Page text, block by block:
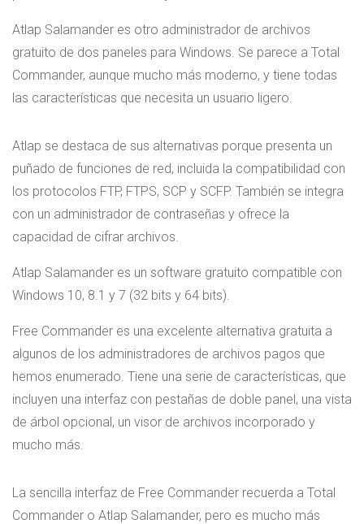
Atlap Salamander es otro administrador de archivos
gratuito de dos paneles para Windows. Se parece a Total
Commander, aunque mucho más moderno, y tiene todas
las características que necesita un usuario ligero.
Atlap se destaca de sus alternativas porque presenta un
puñado de funciones de red, incluida la compatibilidad con
los protocolos FTP, FTPS, SCP y SCFP. También se integra
con un administrador de contraseñas y ofrece la
capacidad de cifrar archivos.
Atlap Salamander es un software gratuito compatible con
Windows 10, 8.1 y 7 (32 bits y 64 bits).
Free Commander es una excelente alternativa gratuita a
algunos de los administradores de archivos pagos que
hemos enumerado. Tiene una serie de características, que
incluyen una interfaz con pestañas de doble panel, una vista
de árbol opcional, un visor de archivos incorporado y
mucho más.
La sencilla interfaz de Free Commander recuerda a Total
Commander o Atlap Salamander, pero es mucho más